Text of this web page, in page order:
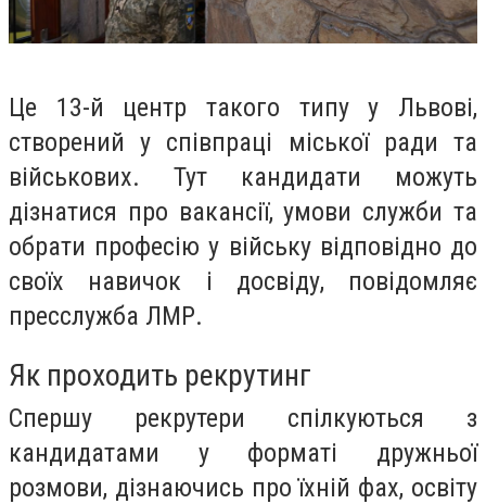
Це 13-й центр такого типу у Львові,
створений у співпраці міської ради та
військових. Тут кандидати можуть
дізнатися про вакансії, умови служби та
обрати професію у військувідповідно до
своїх навичок і досвіду, повідомляє
пресслужба ЛМР.
Як проходить рекрутинг
Спершу рекрутери спілкуються з
кандидатами у форматі дружньої
розмови, дізнаючись про їхній фах, освіту